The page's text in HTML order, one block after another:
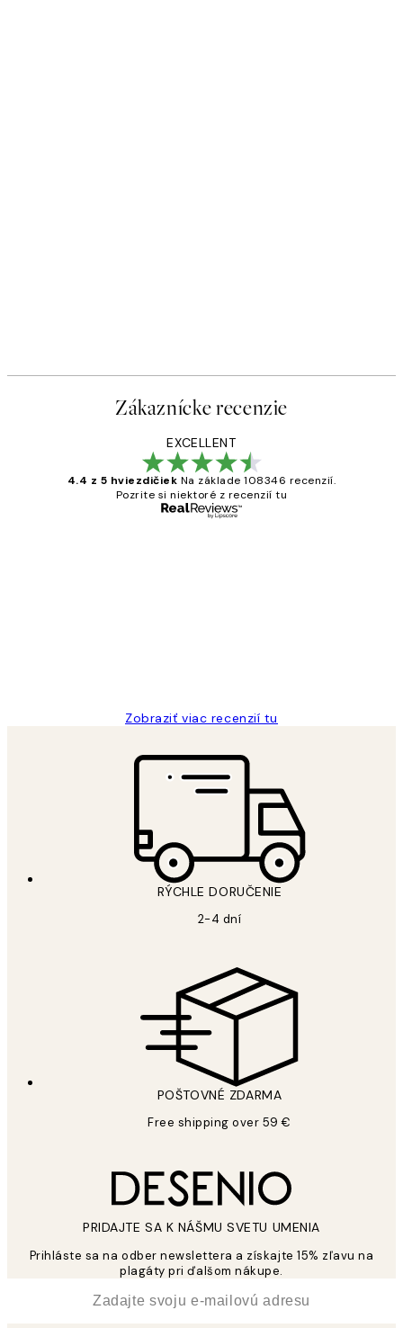
Zákaznícke recenzie
EXCELLENT
4.4 z 5 hviezdičiek Na základe 108346 recenzií.
Pozrite si niektoré z recenzií tu
Zobraziť viac recenzií tu
RÝCHLE DORUČENIE
2-4 dní
POŠTOVNÉ ZDARMA
Free shipping over 59 €
PRIDAJTE SA K NÁŠMU SVETU UMENIA
Prihláste sa na odber newslettera a získajte 15% zľavu na
plagáty pri ďalšom nákupe.